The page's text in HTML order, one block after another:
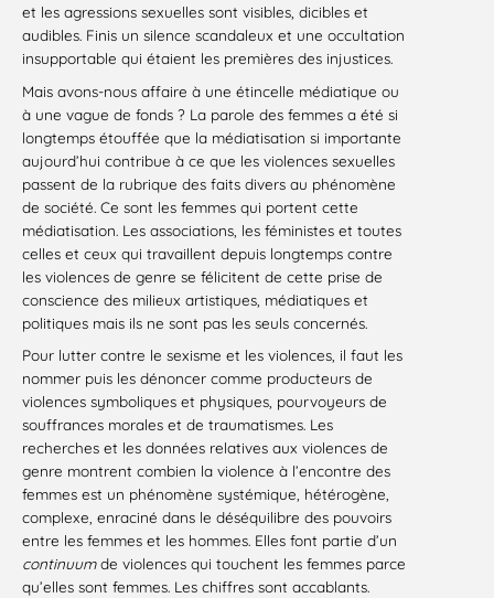
et les agressions sexuelles sont visibles, dicibles et
audibles. Finis un silence scandaleux et une occultation
insupportable qui étaient les premières des injustices.
Mais avons-nous affaire à une étincelle médiatique ou
à une vague de fonds ? La parole des femmes a été si
longtemps étouffée que la médiatisation si importante
aujourd’hui contribue à ce que les violences sexuelles
passent de la rubrique des faits divers au phénomène
de société. Ce sont les femmes qui portent cette
médiatisation. Les associations, les féministes et toutes
celles et ceux qui travaillent depuis longtemps contre
les violences de genre se félicitent de cette prise de
conscience des milieux artistiques, médiatiques et
politiques mais ils ne sont pas les seuls concernés.
Pour lutter contre le sexisme et les violences, il faut les
nommer puis les dénoncer comme producteurs de
violences symboliques et physiques, pourvoyeurs de
souffrances morales et de traumatismes. Les
recherches et les données relatives aux violences de
genre montrent combien la violence à l’encontre des
femmes est un phénomène systémique, hétérogène,
complexe, enraciné dans le déséquilibre des pouvoirs
entre les femmes et les hommes. Elles font partie d’un
continuumde violences qui touchent les femmes parce
qu’elles sont femmes. Les chiffres sont accablants.